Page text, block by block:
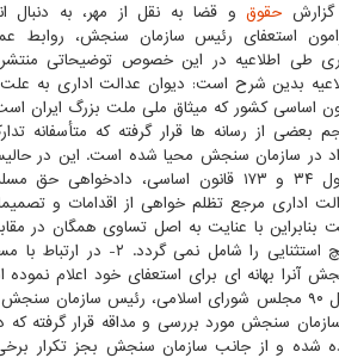
گزارش حقوق و قضا به نقل از مهر، به دنبال
استعفای رئیس سازمان سنجش، روابط
طی اطلاعیه در این خصوص توضیحاتی
بدین شرح است: دیوان عدالت اداری به
اساسی کشور که میثاق ملی ملت بزرگ ایران
بعضی از رسانه ها قرار گرفته که متأسفانه
اصول ۳۴ و ۱۷۳ قانون اساسی، دادخواهی
اداری مرجع تظلم خواهی از اقدامات و
بنابراین با عنایت به اصل تساوی همگان در
را شامل نمی گردد. ۲- در ارتباط با مساله شبهه ی تقلب در
آنرا بهانه ای برای استعفای خود اعلام
اصل ۹۰ مجلس شورای اسلامی، رئیس سازمان
سنجش مورد بررسی و مداقه قرار گرفته که